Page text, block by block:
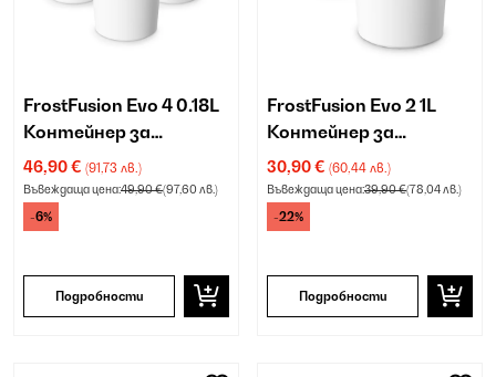
FrostFusion Evo 4 0.18L
Контейнер за
Сладолед Бяло
46,90 € (91,73 лв.)
Въвеждаща цена:49,90 €(97,60 лв.)
-6%
Подробности
FrostFusion Evo 2 1L
Контейнер за
Сладолед Бяло
30,90 € (60,44 лв.)
Въвеждаща цена:39,90 €(78,04 лв.)
-22%
Подробности